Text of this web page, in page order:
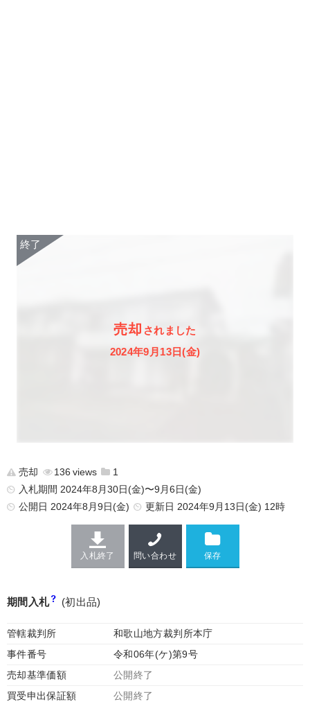
売却 されました
2024年9月13日(金)
売却 136
1
入札期間 2024年8月30日(金)〜9月6日(金)
公開日 2024年8月9日(金) 更新日 2024年9月13日(金) 12時
入札終了 問い合わせ
期間入札 (初出品)
管轄裁判所
和歌山地方裁判所本庁
事件番号
令和06年(ケ)第9号
売却基準価額
公開終了
買受申出保証額
公開終了